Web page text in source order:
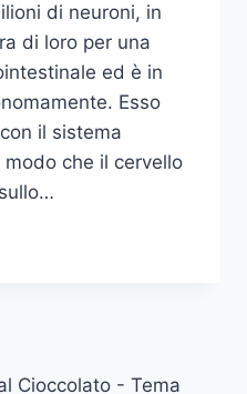
di neuroni, in
di loro per una
ed è in
Esso
il sistema
che il cervello
Cioccolato - Tema